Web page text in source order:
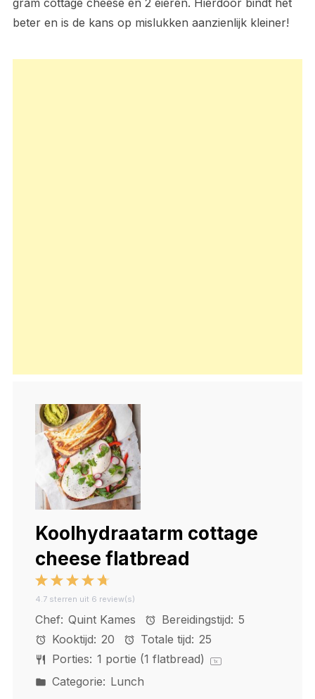
gram cottage cheese en 2 eieren. Hierdoor bindt het
beter en is de kans op mislukken aanzienlijk kleiner!
Koolhydraatarm cottage
cheese flatbread
5
Stars
4
Stars
3
Stars
2
Stars
1
Star
4.7sterren uit 6 review(s)
Chef: Quint Kames Bereidingstijd: 5
Kooktijd: 20 Totale tijd: 25
Porties: 1 portie (1 flatbread) 1x
Categorie: Lunch